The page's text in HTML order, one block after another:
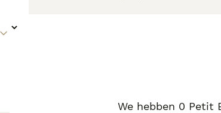
We hebben 0 Petit